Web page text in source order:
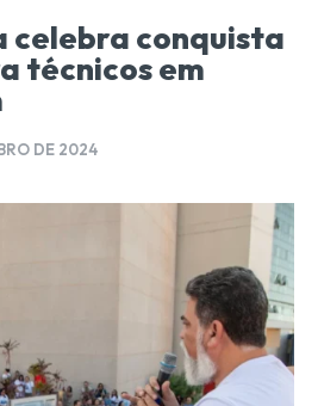
celebra conquista
técnicos em
DE 2024